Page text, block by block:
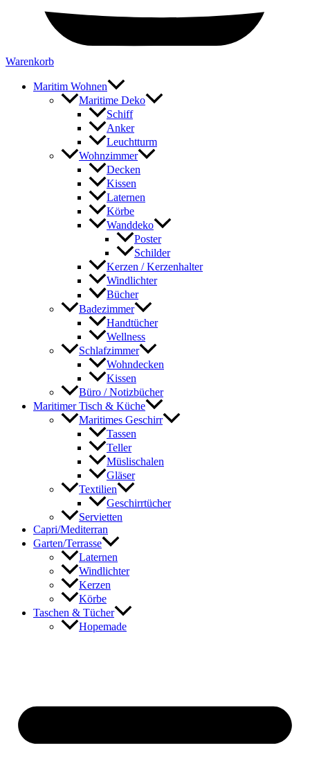
Warenkorb
Maritim Wohnen
Maritime Deko
Schiff
Anker
Leuchtturm
Wohnzimmer
Decken
Kissen
Laternen
Körbe
Wanddeko
Poster
Schilder
Kerzen / Kerzenhalter
Windlichter
Bücher
Badezimmer
Handtücher
Wellness
Schlafzimmer
Wohndecken
Kissen
Büro / Notizbücher
Maritimer Tisch & Küche
Maritimes Geschirr
Tassen
Teller
Müslischalen
Gläser
Textilien
Geschirrtücher
Servietten
Capri/Mediterran
Garten/Terrasse
Laternen
Windlichter
Kerzen
Körbe
Taschen & Tücher
Hopemade